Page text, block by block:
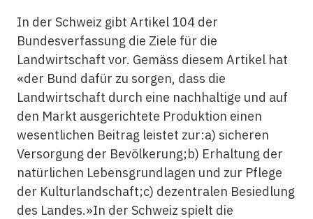
In der Schweiz gibt Artikel 104 der
Bundesverfassung die Ziele für die
Landwirtschaft vor. Gemäss diesem Artikel hat
«der Bund dafür zu sorgen, dass die
Landwirtschaft durch eine nachhaltige und auf
den Markt ausgerichtete Produktion einen
wesentlichen Beitrag leistet zur:a) sicheren
Versorgung der Bevölkerung;b) Erhaltung der
natürlichen Lebensgrundlagen und zur Pflege
der Kulturlandschaft;c) dezentralen Besiedlung
des Landes.»In der Schweiz spielt die